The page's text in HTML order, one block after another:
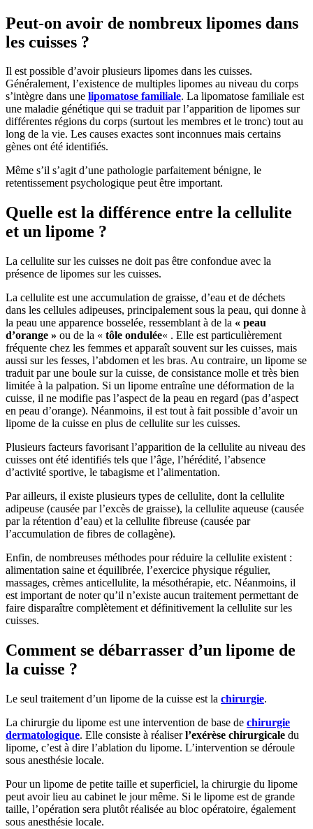
Peut-on avoir de nombreux lipomes dans
les cuisses ?
Il est possible d’avoir plusieurs lipomes dans les cuisses.
Généralement, l’existence de multiples lipomes au niveau du corps
s’intègre dans une lipomatose familiale. La lipomatose familiale est
une maladie génétique qui se traduit par l’apparition de lipomes sur
différentes régions du corps (surtout les membres et le tronc) tout au
long de la vie. Les causes exactes sont inconnues mais certains
gènes ont été identifiés.
Même s’il s’agit d’une pathologie parfaitement bénigne, le
retentissement psychologique peut être important.
Quelle est la différence entre la cellulite
et un lipome ?
La cellulite sur les cuisses ne doit pas être confondue avec la
présence de lipomes sur les cuisses.
La cellulite est une accumulation de graisse, d’eau et de déchets
dans les cellules adipeuses, principalement sous la peau, qui donne à
la peau une apparence bosselée, ressemblant à de la « peau
d’orange » ou de la « tôle ondulée« . Elle est particulièrement
fréquente chez les femmes et apparaît souvent sur les cuisses, mais
aussi sur les fesses, l’abdomen et les bras. Au contraire, un lipome se
traduit par une boule sur la cuisse, de consistance molle et très bien
limitée à la palpation. Si un lipome entraîne une déformation de la
cuisse, il ne modifie pas l’aspect de la peau en regard (pas d’aspect
en peau d’orange). Néanmoins, il est tout à fait possible d’avoir un
lipome de la cuisse en plus de cellulite sur les cuisses.
Plusieurs facteurs favorisant l’apparition de la cellulite au niveau des
cuisses ont été identifiés tels que l’âge, l’hérédité, l’absence
d’activité sportive, le tabagisme et l’alimentation.
Par ailleurs, il existe plusieurs types de cellulite, dont la cellulite
adipeuse (causée par l’excès de graisse), la cellulite aqueuse (causée
par la rétention d’eau) et la cellulite fibreuse (causée par
l’accumulation de fibres de collagène).
Enfin, de nombreuses méthodes pour réduire la cellulite existent :
alimentation saine et équilibrée, l’exercice physique régulier,
massages, crèmes anticellulite, la mésothérapie, etc. Néanmoins, il
est important de noter qu’il n’existe aucun traitement permettant de
faire disparaître complètement et définitivement la cellulite sur les
cuisses.
Comment se débarrasser d’un lipome de
la cuisse ?
Le seul traitement d’un lipome de la cuisse est la chirurgie.
La chirurgie du lipome est une intervention de base de chirurgie
dermatologique. Elle consiste à réaliserl’exérèse chirurgicale du
lipome, c’est à dire l’ablation du lipome. L’intervention se déroule
sous anesthésie locale.
Pour un lipome de petite taille et superficiel, la chirurgie du lipome
peut avoir lieu au cabinet le jour même. Si le lipome est de grande
taille, l’opération sera plutôt réalisée au bloc opératoire, également
sous anesthésie locale.